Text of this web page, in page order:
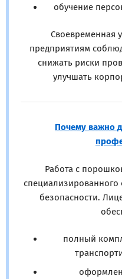
обучение
Своевременная
предприятиям
снижать риски
улучшать
Почему важно
Работа с
специализированного
безопасности.
полный